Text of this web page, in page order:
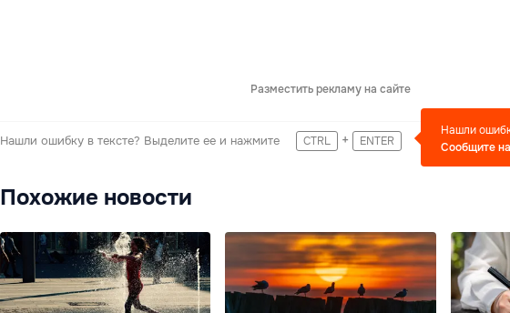
Разместить рекламу на сайте
Нашли ошибку в тексте? Выделите ее и нажмите CTRL + ENTER
Нашли
Сообщите
Похожие новости